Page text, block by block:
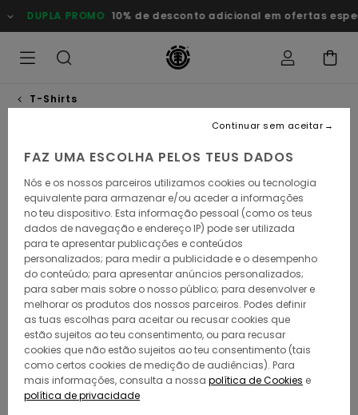
para
a
DUPLA PROMO 10% de desconto adicional em ofertas
T-Shirts
FAZ UMA ESCOLHA PELOS TEUS DADOS
Nós e os nossos parceiros utilizamos cookies ou tecnologia
equivalente para armazenar e/ou aceder a informações
no teu dispositivo. Esta informação pessoal (como os teus
dados de navegação e endereço IP) pode ser utilizada
para te apresentar publicações e conteúdos
personalizados; para medir a publicidade e o desempenho
do conteúdo; para apresentar anúncios personalizados;
para saber mais sobre o nosso público; para desenvolver e
melhorar os produtos dos nossos parceiros. Podes definir
as tuas escolhas para aceitar ou recusar cookies que
estão sujeitos ao teu consentimento, ou para recusar
cookies que não estão sujeitos ao teu consentimento (tais
como certos cookies de medição de audiências). Para
mais informações, consulta a nossa política de Cookies e
política de privacidade
Continuar sem aceitar